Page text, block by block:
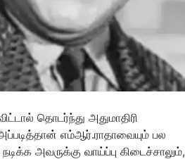
தொடர்ந்து அதுமாதிரி
எம்ஆர்.ராதாவையும் பல
அவருக்கு வாய்ப்பு கிடைச்சாலும்,